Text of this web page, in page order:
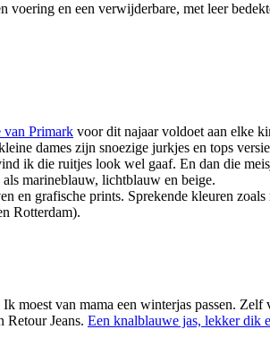
voering en een verwijderbare, met leer
van Primark voor dit najaar voldoet aan elke
dames zijn snoezige jurkjes en tops
ik die ruitjes look wel gaaf. En dan die
marineblauw, lichtblauw en beige.
en grafische prints. Sprekende kleuren
Rotterdam).
moest van mama een winterjas passen.
Retour Jeans. Een knalblauwe jas, lekker dik